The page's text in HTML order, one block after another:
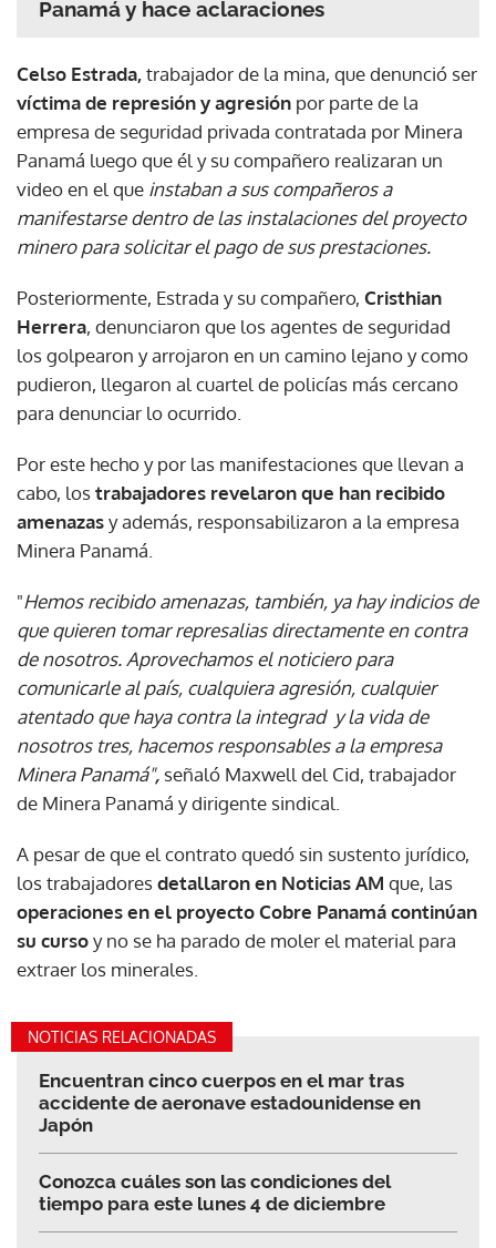
Panamá y hace aclaraciones
Celso Estrada,trabajador de la mina, que denunció ser
víctima de represión y agresión por parte de la
empresa de seguridad privada contratada por Minera
Panamá luego que él y su compañero realizaran un
video en el que instaban a sus compañeros a
manifestarse dentro de las instalaciones del proyecto
minero para solicitar el pago de sus prestaciones.
Posteriormente, Estrada y su compañero, Cristhian
Herrera, denunciaron que los agentes de seguridad
los golpearon y arrojaron en un camino lejano y como
pudieron, llegaron al cuartel de policías más cercano
para denunciar lo ocurrido.
Por este hecho y por las manifestaciones que llevan a
cabo, lostrabajadores revelaron que han recibido
amenazasy además, responsabilizaron a la empresa
Minera Panamá.
"Hemos recibido amenazas, también, ya hay indicios de
que quieren tomar represalias directamente en contra
de nosotros. Aprovechamos el noticiero para
comunicarle al país, cualquiera agresión, cualquier
atentado que haya contra la integrad y la vida de
nosotros tres, hacemos responsables a la empresa
Minera Panamá", señaló Maxwell del Cid, trabajador
de Minera Panamá y dirigente sindical.
A pesar de que el contrato quedó sin sustento jurídico,
los trabajadoresdetallaron en Noticias AM que, las
operaciones en el proyecto Cobre Panamá continúan
su cursoy no se ha parado de moler el material para
extraer los minerales.
NOTICIAS RELACIONADAS
Encuentran cinco cuerpos en el mar tras
accidente de aeronave estadounidense en
Japón
Conozca cuáles son las condiciones del
tiempo para este lunes 4 de diciembre